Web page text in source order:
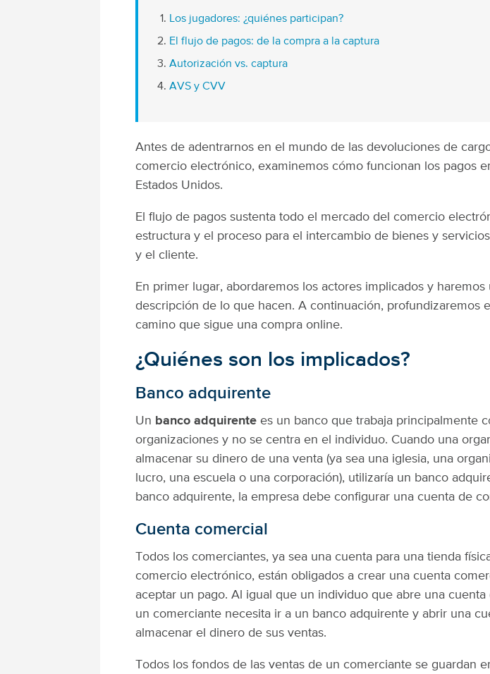
Los jugadores: ¿quiénes participan?
El flujo de pagos: de la compra a la captura
Autorización vs. captura
AVS y CVV
Antes de adentrarnos en el mundo de las devoluciones de
comercio electrónico, examinemos cómo funcionan los pagos
Estados Unidos.
El flujo de pagos sustenta todo el mercado del comercio
estructura y el proceso para el intercambio de bienes y
y el cliente.
En primer lugar, abordaremos los actores implicados y haremos
descripción de lo que hacen. A continuación, profundizaremos
camino que sigue una compra online.
¿Quiénes son los implicados?
Banco adquirente
Un banco adquirente es un banco que trabaja principalmente
organizaciones y no se centra en el individuo. Cuando una
almacenar su dinero de una venta (ya sea una iglesia, una
lucro, una escuela o una corporación), utilizaría un banco
banco adquirente, la empresa debe configurar una cuenta de
Cuenta comercial
Todos los comerciantes, ya sea una cuenta para una tienda
comercio electrónico, están obligados a crear una cuenta
aceptar un pago. Al igual que un individuo que abre una cuenta
un comerciante necesita ir a un banco adquirente y abrir una
almacenar el dinero de sus ventas.
Todos los fondos de las ventas de un comerciante se guardan